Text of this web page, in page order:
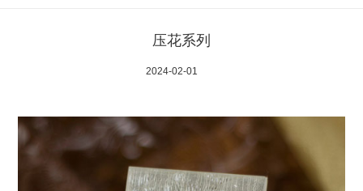
压花系列
2024-02-01